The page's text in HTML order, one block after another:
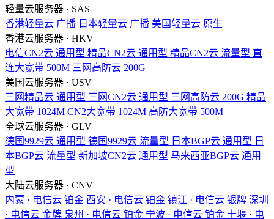
轻量云服务器 · SAS
香港轻量云 广播 日本轻量云 广播 美国轻量云 原生
香港云服务器 · HKV
电信CN2云 通用型 精品CN2云 通用型 精品CN2云 流量型 直
连大宽带 500M 三网高防云 200G
美国云服务器 · USV
三网精品云 通用型 三网CN2云 通用型 三网高防云 200G 精品
大宽带 1024M CN2大宽带 1024M 高防大宽带 500M
全球云服务器 · GLV
德国9929云 通用型 德国9929云 流量型 日本BGP云 通用型 日
本BGP云 流量型 新加坡CN2云 通用型 马来西亚BGP云 通用
型
大陆云服务器 · CNV
内蒙 · 电信云 铂金 西安 · 电信云 铂金 镇江 · 电信云 银牌 深圳
· 电信云 金牌 泉州 · 电信云 铂金 宁波 · 电信云 铂金 十堰 · 电